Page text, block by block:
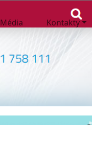
Média Kontakty